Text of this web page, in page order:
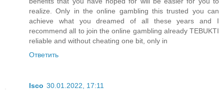
realize. Only in the online gambling this trusted you can
achieve what you dreamed of all these years and I
recommend all to join the online gambling already TEBUKTI
reliable and without cheating one bit, only in
Ответить
Isco 30.01.2022, 17:11